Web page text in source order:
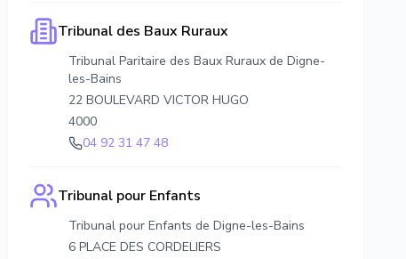
Tribunal des Baux Ruraux
Tribunal Paritaire des Baux Ruraux de Digne-
les-Bains
22 BOULEVARD VICTOR HUGO
4000
04 92 31 47 48
Tribunal pour Enfants
Tribunal pour Enfants de Digne-les-Bains
6 PLACE DES CORDELIERS